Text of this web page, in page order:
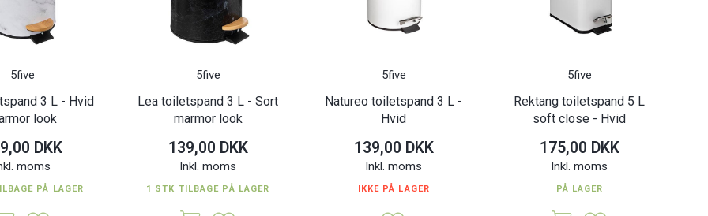
5five
3 L - Hvid
look
DKK
moms
PÅ LAGER
5five
Lea toiletspand 3 L - Sort
marmor look
139,00 DKK
Inkl. moms
1 STK TILBAGE PÅ LAGER
5five
Natureo toiletspand 3 L -
Hvid
139,00 DKK
Inkl. moms
IKKE PÅ LAGER
5five
Rektang toiletspand 5 L
soft close - Hvid
175,00 DKK
Inkl. moms
PÅ LAGER